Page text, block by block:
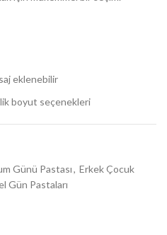
eklenebilir
boyut seçenekleri
Günü Pastası, Erkek Çocuk
Gün Pastaları